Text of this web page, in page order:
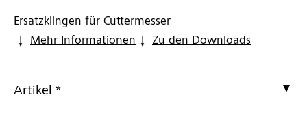
Ersatzklingen für Cuttermesser
Mehr Informationen
Zu den Downloads
Artikel *